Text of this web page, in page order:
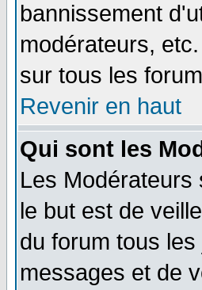
bannissement
modérateurs,
sur tous les
Revenir en haut
Qui sont les
Les
le but est de
du forum tous
messages et de